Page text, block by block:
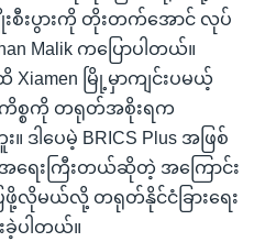
စီးပွားကို တိုးတက်အောင် လုပ်
Malik ကပြောပါတယ်။
Xiamen မြို့မှာကျင်းပမယ့်
ကိစ္စကို တရုတ်အစိုးရက
ါပေမဲ့ BRICS Plus အဖြစ်
အရေးကြီးတယ်ဆိုတဲ့ အကြောင်း
ြဖို့လိုမယ်လို့ တရုတ်နိုင်ငံခြားရေး
းခဲ့ပါတယ်။